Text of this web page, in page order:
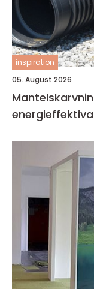
inspiration
05. August 2026
Mantelskarvning kärnan i täta